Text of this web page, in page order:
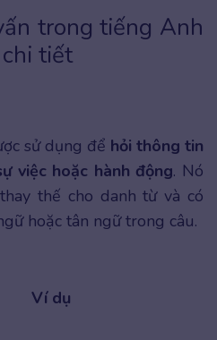
trong tiếng Anh
tiết
sử dụng để hỏi thông tin
việc hoặc hành động. Nó
thế cho danh từ và có
hoặc tân ngữ trong câu.
Ví dụ